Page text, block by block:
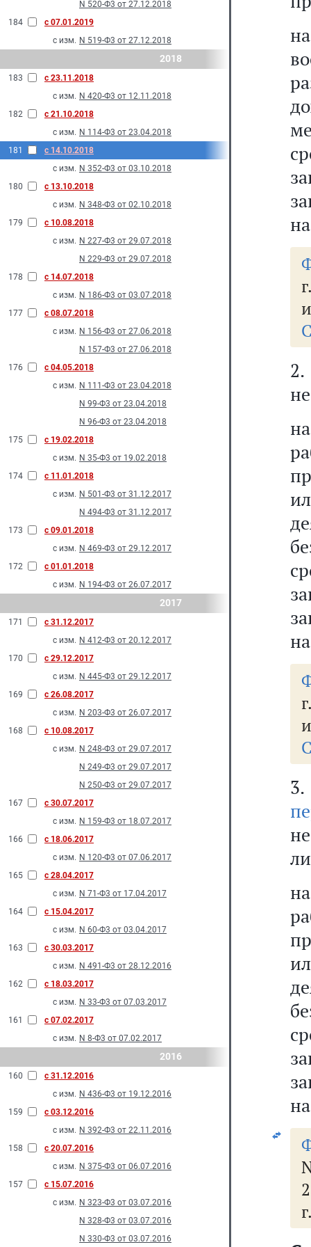
N 520-Ф3 от 27.12.2018
184
с 07.01.2019
с изм. N 519-Ф3 от 27.12.2018
2018
183
с 23.11.2018
с изм. N 420-Ф3 от 12.11.2018
182
с 21.10.2018
с изм. N 114-Ф3 от 23.04.2018
181
с 14.10.2018
с изм. N 352-Ф3 от 03.10.2018
180
с 13.10.2018
с изм. N 348-Ф3 от 02.10.2018
179
с 10.08.2018
с изм. N 227-Ф3 от 29.07.2018
N 229-Ф3 от 29.07.2018
178
с 14.07.2018
с изм. N 186-Ф3 от 03.07.2018
177
с 08.07.2018
с изм. N 156-Ф3 от 27.06.2018
N 157-Ф3 от 27.06.2018
176
с 04.05.2018
с изм. N 111-Ф3 от 23.04.2018
N 99-Ф3 от 23.04.2018
N 96-Ф3 от 23.04.2018
175
с 19.02.2018
с изм. N 35-Ф3 от 19.02.2018
174
с 11.01.2018
с изм. N 501-Ф3 от 31.12.2017
N 494-Ф3 от 31.12.2017
173
с 09.01.2018
с изм. N 469-Ф3 от 29.12.2017
172
с 01.01.2018
с изм. N 194-Ф3 от 26.07.2017
2017
171
с 31.12.2017
с изм. N 412-Ф3 от 20.12.2017
170
с 29.12.2017
с изм. N 445-Ф3 от 29.12.2017
169
с 26.08.2017
с изм. N 203-Ф3 от 26.07.2017
168
с 10.08.2017
с изм. N 248-Ф3 от 29.07.2017
N 249-Ф3 от 29.07.2017
N 250-Ф3 от 29.07.2017
167
с 30.07.2017
с изм. N 159-Ф3 от 18.07.2017
166
с 18.06.2017
с изм. N 120-Ф3 от 07.06.2017
165
с 28.04.2017
с изм. N 71-Ф3 от 17.04.2017
164
с 15.04.2017
с изм. N 60-Ф3 от 03.04.2017
163
с 30.03.2017
с изм. N 491-Ф3 от 28.12.2016
162
с 18.03.2017
с изм. N 33-Ф3 от 07.03.2017
161
с 07.02.2017
с изм. N 8-Ф3 от 07.02.2017
2016
160
с 31.12.2016
с изм. N 436-Ф3 от 19.12.2016
159
с 03.12.2016
с изм. N 392-Ф3 от 22.11.2016
158
с 20.07.2016
с изм. N 375-Ф3 от 06.07.2016
157
с 15.07.2016
с изм. N 323-Ф3 от 03.07.2016
N 328-Ф3 от 03.07.2016
N 330-Ф3 от 03.07.2016